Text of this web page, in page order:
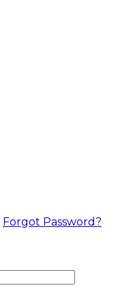
Forgot Password?